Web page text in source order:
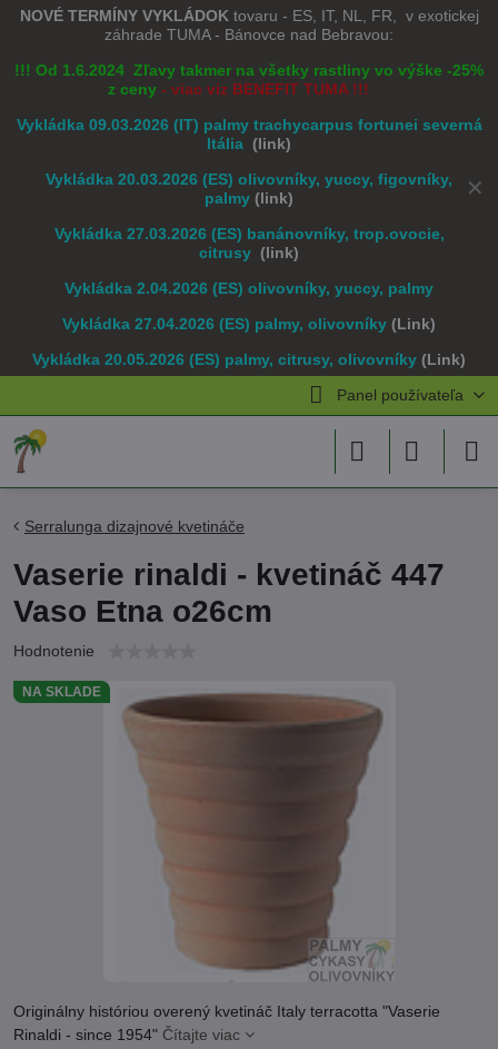
✕
NOVÉ TERMÍNY VYKLÁDOK tovaru - ES, IT, NL, FR, v exotickej
záhrade TUMA - Bánovce nad Bebravou:
!!! Od 1.6.2024 Zľavy takmer na všetky rastliny vo výške -25%
z ceny - viac viz BENEFIT TUMA !!!
Vykládka 09.03.2026 (IT) palmy trachycarpus fortunei severná
Itália (link)
Vykládka 20.03.2026 (ES) olivovníky, yuccy, figovníky,
palmy (link)
Vykládka 27.03.2026 (ES) banánovníky, trop.ovocie,
citrusy (link)
Vykládka 2.04.2026 (ES) olivovníky, yuccy, palmy
Vykládka 27.04.2026 (ES) palmy, olivovníky (Link)
Vykládka 20.05.2026 (ES) palmy, citrusy, olivovníky (Link)
Panel používateľa
NA SKLADE
Serralunga dizajnové kvetináče
Vaserie rinaldi - kvetináč 447
Vaso Etna o26cm
Hodnotenie
Originálny históriou overený kvetináč Italy terracotta "Vaserie
Rinaldi - since 1954" Čítajte viac